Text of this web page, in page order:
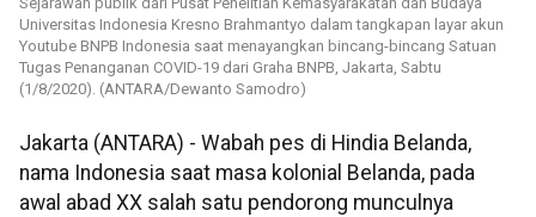
Universitas Indonesia Kresno Brahmantyo dalam tangkapan layar akun
Youtube BNPB Indonesia saat menayangkan bincang-bincang Satuan
Tugas Penanganan COVID-19 dari Graha BNPB, Jakarta, Sabtu
(1/8/2020). (ANTARA/Dewanto Samodro)
Jakarta (ANTARA) - Wabah pes di Hindia Belanda,
nama Indonesia saat masa kolonial Belanda, pada
awal abad XX salah satu pendorong munculnya